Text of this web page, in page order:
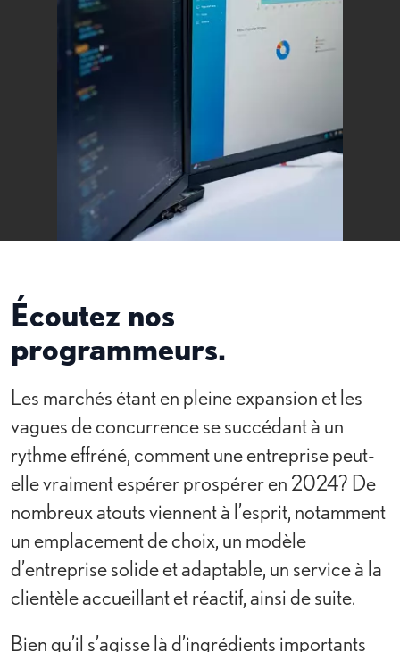
Écoutez nos
programmeurs.
Les marchés étant en pleine expansion et les
vagues de concurrence se succédant à un
rythme effréné, comment une entreprise peut-
elle vraiment espérer prospérer en 2024? De
nombreux atouts viennent à l’esprit, notamment
un emplacement de choix, un modèle
d’entreprise solide et adaptable, un service à la
clientèle accueillant et réactif, ainsi de suite.
Bien qu’il s’agisse là d’ingrédients importants